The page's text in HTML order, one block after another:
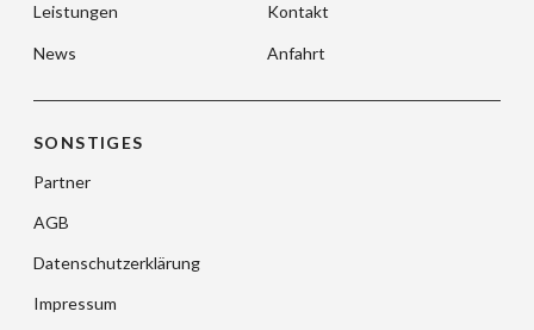
Leistungen
News
Kontakt
Anfahrt
SONSTIGES
Partner
AGB
Datenschutzerklärung
Impressum